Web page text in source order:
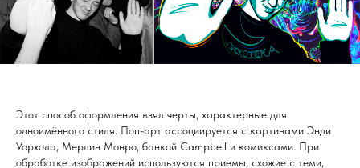
Этот способ оформления взял черты, характерные для
одноимённого стиля. Поп-арт ассоциируется с картинами Энди
Уорхола, Мерлин Монро, банкой Campbell и комиксами. При
обработке изображений используются приемы, схожие с теми,